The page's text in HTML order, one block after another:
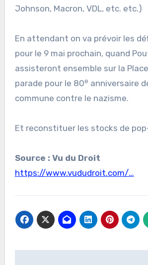
Johnson, Macron, VDL, etc. etc.)
En attendant on va prévoir les
pour le 9 mai prochain, quand
assisteront ensemble sur la
parade pour le 80e anniversaire
commune contre le nazisme.
Et reconstituer les stocks de
Source : Vu du Droit
https://www.vududroit.com/…